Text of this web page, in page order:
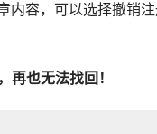
内容，可以选择撤销
也无法找回！